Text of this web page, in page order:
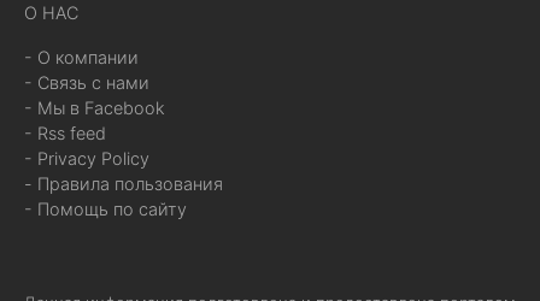
О НАС
- О компании
- Связь с нами
- Мы в Facebook
- Rss feed
- Privacy Policy
- Правила пользования
- Помощь по сайту